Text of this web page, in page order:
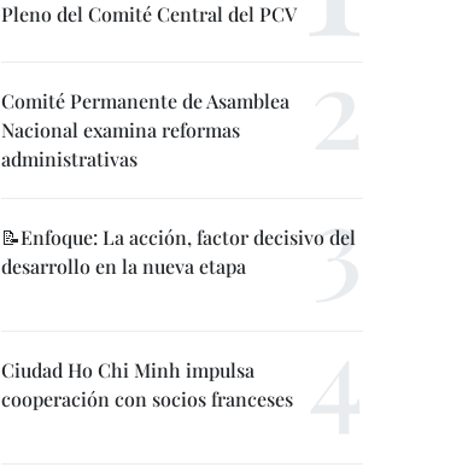
Pleno del Comité Central del PCV
Comité Permanente de Asamblea
Nacional examina reformas
administrativas
📝Enfoque: La acción, factor decisivo del
desarrollo en la nueva etapa
Ciudad Ho Chi Minh impulsa
cooperación con socios franceses